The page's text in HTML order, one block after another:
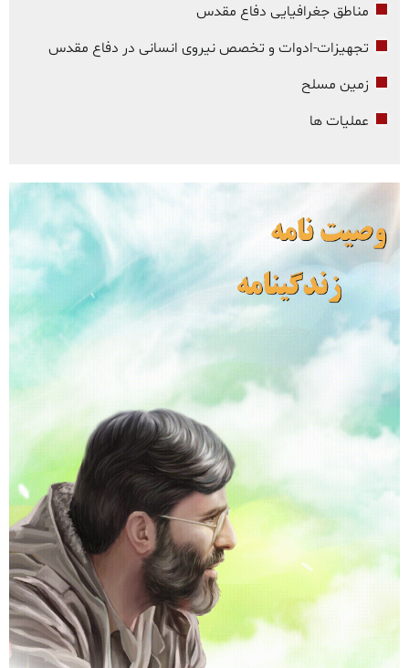
مناطق جغرافیایی دفاع مقدس
تجهیزات-ادوات و تخصص نیروی انسانی در دفاع مقدس
زمین مسلح
عملیات ها